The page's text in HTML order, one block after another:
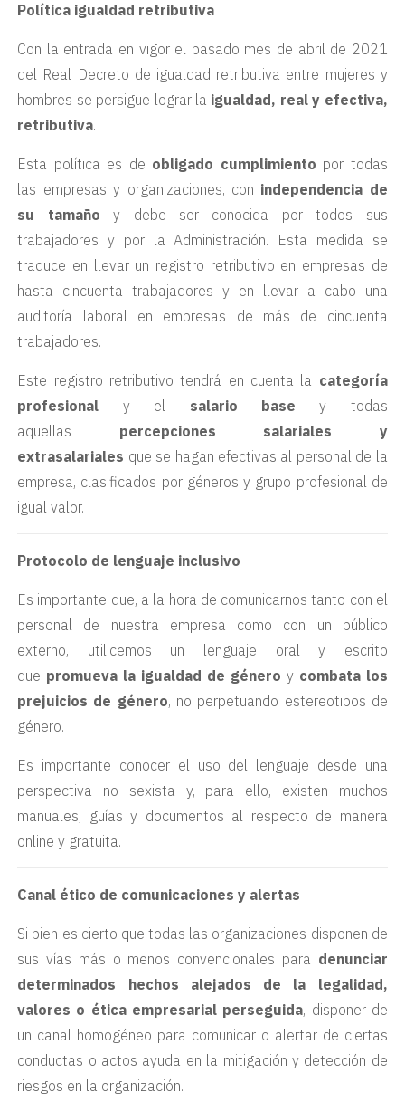
Política igualdad retributiva
Con la entrada en vigor el pasado mes de abril de 2021
del Real Decreto de igualdad retributiva entre mujeres y
hombres se persigue lograr la igualdad, real y efectiva,
retributiva.
Esta política es de obligado cumplimiento por todas
las empresas y organizaciones, con independencia de
su tamañoy debe ser conocida por todos sus
trabajadores y por la Administración. Esta medida se
traduce en llevar un registro retributivo en empresas de
hasta cincuenta trabajadores y en llevar a cabo una
auditoría laboral en empresas de más de cincuenta
trabajadores.
Este registro retributivo tendrá en cuenta la categoría
profesional y el salario base y todas
aquellas percepciones salariales y
extrasalariales que se hagan efectivas al personal de la
empresa, clasificados por géneros y grupo profesional de
igual valor.
Protocolo de lenguaje inclusivo
Es importante que, a la hora de comunicarnos tanto con el
personal de nuestra empresa como con un público
externo, utilicemos un lenguaje oral y escrito
que promueva la igualdad de género y combata los
prejuicios de género, no perpetuando estereotipos de
género.
Es importante conocer el uso del lenguaje desde una
perspectiva no sexista y, para ello, existen muchos
manuales, guías y documentos al respecto de manera
online y gratuita.
Canal ético de comunicaciones y alertas
Si bien es cierto que todas las organizaciones disponen de
sus vías más o menos convencionales para denunciar
determinados hechos alejados de la legalidad,
valores o ética empresarial perseguida, disponer de
un canal homogéneo para comunicar o alertar de ciertas
conductas o actos ayuda en la mitigación y detección de
riesgos en la organización.